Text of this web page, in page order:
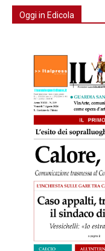
Oggi in Edicola